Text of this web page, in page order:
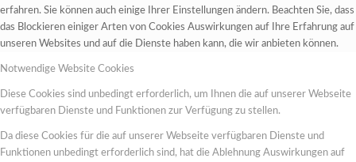
erfahren. Sie können auch einige Ihrer Einstellungen ändern. Beachten Sie, dass
das Blockieren einiger Arten von Cookies Auswirkungen auf Ihre Erfahrung auf
unseren Websites und auf die Dienste haben kann, die wir anbieten können.
Notwendige Website Cookies
Diese Cookies sind unbedingt erforderlich, um Ihnen die auf unserer Webseite
verfügbaren Dienste und Funktionen zur Verfügung zu stellen.
Da diese Cookies für die auf unserer Webseite verfügbaren Dienste und
Funktionen unbedingt erforderlich sind, hat die Ablehnung Auswirkungen auf